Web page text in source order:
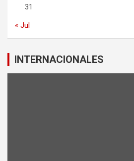
31
« Jul
INTERNACIONALES